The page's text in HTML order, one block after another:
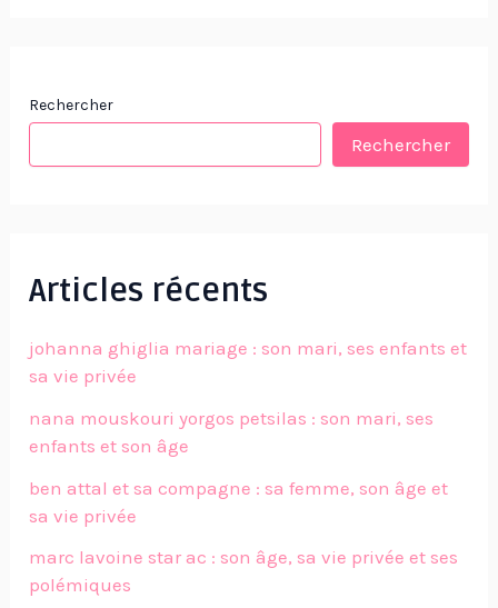
Rechercher
Rechercher
Articles récents
johanna ghiglia mariage : son mari, ses enfants et
sa vie privée
nana mouskouri yorgos petsilas : son mari, ses
enfants et son âge
ben attal et sa compagne : sa femme, son âge et
sa vie privée
marc lavoine star ac : son âge, sa vie privée et ses
polémiques